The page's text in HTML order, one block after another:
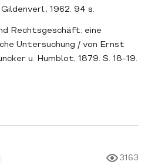
1962. 94 s.
Rechtsgeschäft: eine
Untersuchung / von Ernst
u. Humblot, 1879. S. 18-19.
3163